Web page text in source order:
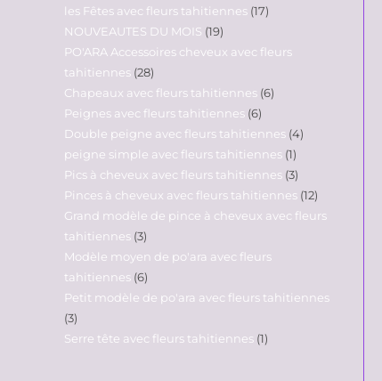
les Fêtes avec fleurs tahitiennes 17
NOUVEAUTES DU MOIS 19
PO'ARA Accessoires cheveux avec fleurs
tahitiennes 28
Chapeaux avec fleurs tahitiennes 6
Peignes avec fleurs tahitiennes 6
Double peigne avec fleurs tahitiennes 4
peigne simple avec fleurs tahitiennes 1
Pics à cheveux avec fleurs tahitiennes 3
Pinces à cheveux avec fleurs tahitiennes 12
Grand modèle de pince à cheveux avec fleurs
tahitiennes 3
Modèle moyen de po'ara avec fleurs
tahitiennes 6
Petit modèle de po'ara avec fleurs tahitiennes
3
Serre tête avec fleurs tahitiennes 1